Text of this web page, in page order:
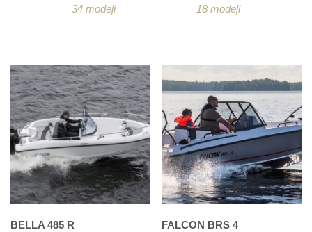
34 modeļi 18 modeļi
BELLA 485 R FALCON BRS 4